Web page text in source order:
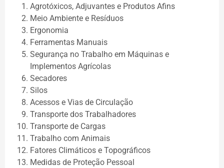
Agrotóxicos, Adjuvantes e Produtos Afins
Meio Ambiente e Resíduos
Ergonomia
Ferramentas Manuais
Segurança no Trabalho em Máquinas e
Implementos Agrícolas
Secadores
Silos
Acessos e Vias de Circulação
Transporte dos Trabalhadores
Transporte de Cargas
Trabalho com Animais
Fatores Climáticos e Topográficos
Medidas de Proteção Pessoal